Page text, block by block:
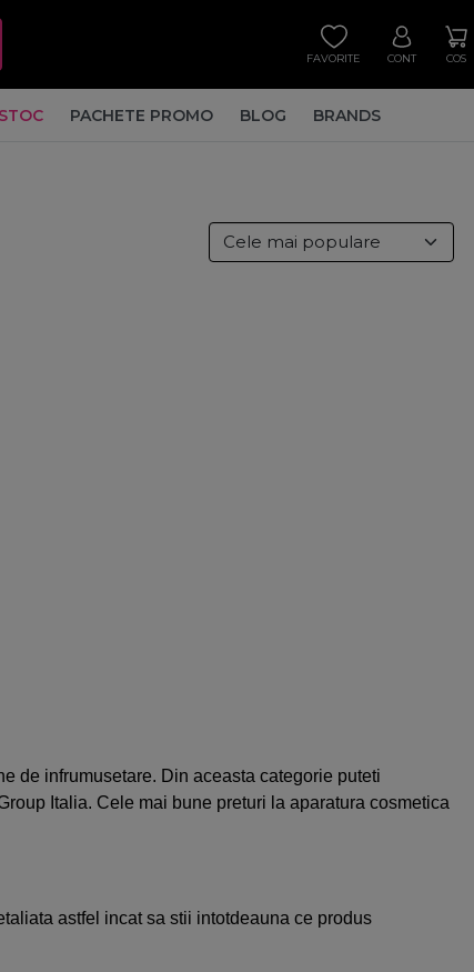
FAVORITE CONT COS
PACHETE PROMO BLOG BRANDS
de infrumusetare. Din aceasta categorie puteti
Italia. Cele mai bune preturi la aparatura cosmetica
astfel incat sa stii intotdeauna ce produs